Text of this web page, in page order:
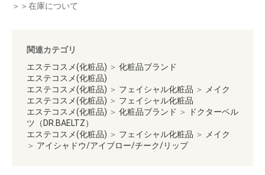
＞＞在庫について
関連カテゴリ
エステコスメ(化粧品) ＞ 化粧品ブランド
エステコスメ(化粧品)
エステコスメ(化粧品) ＞ フェイシャル化粧品 ＞
メイク
エステコスメ(化粧品) ＞ フェイシャル化粧品
エステコスメ(化粧品) ＞ 化粧品ブランド ＞
ドクターベル
ツ（DR.BAELTZ）
エステコスメ(化粧品) ＞ フェイシャル化粧品 ＞
メイク
＞ アイシャドウ/アイブロー/チーク/リップ